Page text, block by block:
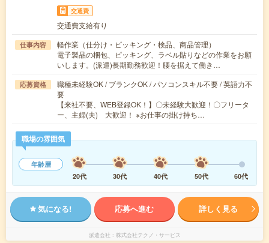
交通費
交通費支給有り
仕事内容
軽作業（仕分け・ピッキング・検品、商品管理）
電子製品の梱包、ピッキング、ラベル貼りなどの作業をお願
いします。(派遣)長期勤務歓迎！腰を据えて働き…
応募資格
職種未経験OK / ブランクOK / パソコンスキル不要 / 英語力不
要
【来社不要、WEB登録OK！】〇未経験大歓迎！〇フリータ
ー、主婦(夫) 大歓迎！ ※お仕事の掛け持ち…
職場の雰囲気
年齢層
20代
30代 40代 50代 60代
気になる! 応募へ進む 詳しく見る
派遣会社 株式会社テクノ・サービス